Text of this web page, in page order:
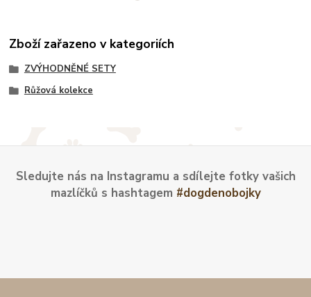
Zboží zařazeno v kategoriích
ZVÝHODNĚNÉ SETY
Růžová kolekce
Sledujte nás na Instagramu a sdílejte fotky vašich
mazlíčků s hashtagem #dogdenobojky